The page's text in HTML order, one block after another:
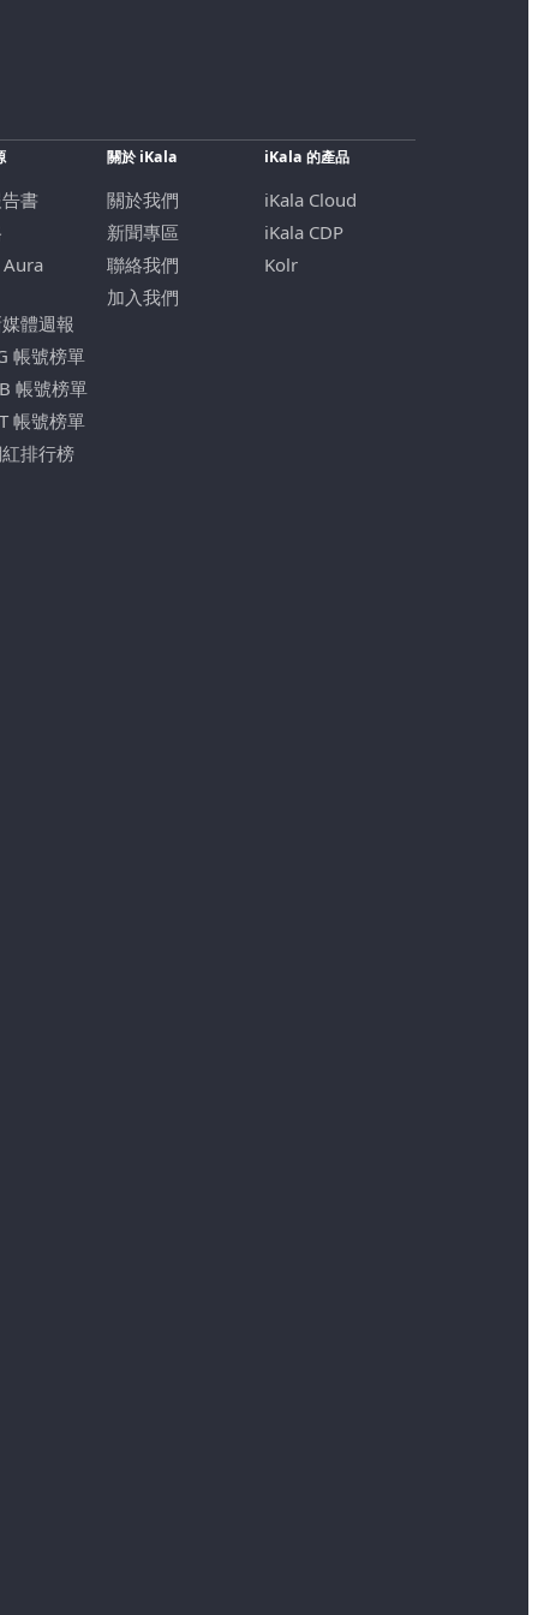
書
體週報
帳號榜單
帳號榜單
帳號榜單
排行榜
關於 iKala
關於我們
新聞專區
聯絡我們
加入我們
iKala 的產品
iKala Cloud
iKala CDP
Kolr